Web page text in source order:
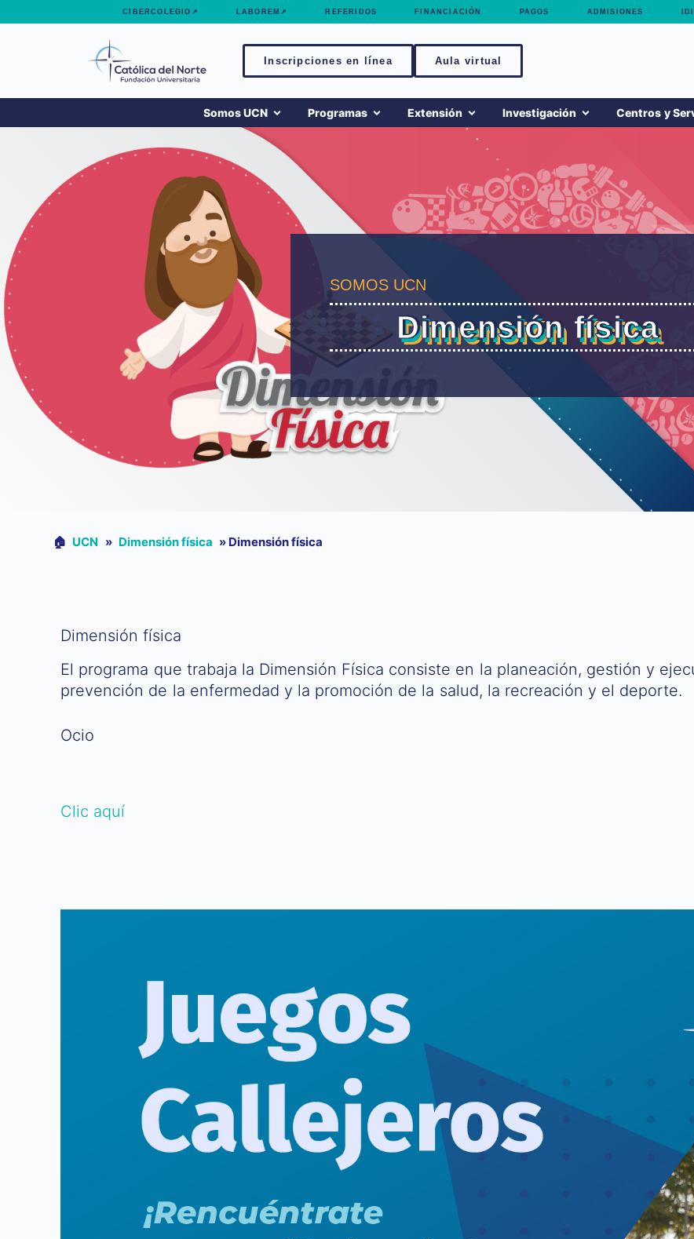
CIBERCOLEGIO↗ LABOREM↗ REFERIDOS FINANCIACIÓN PAGOS ADMISIONES
Inscripciones en línea Aula virtual
Somos UCN Programas Extensión Investigación Centros y
SOMOS UCN
Dimensión física
🏠︎ UCN » Dimensión física » Dimensión física
Dimensión física
El programa que trabaja la Dimensión Física consiste en la planeación, gestión y
prevención de la enfermedad y la promoción de la salud, la recreación y el deporte.
Ocio
Clic aquí